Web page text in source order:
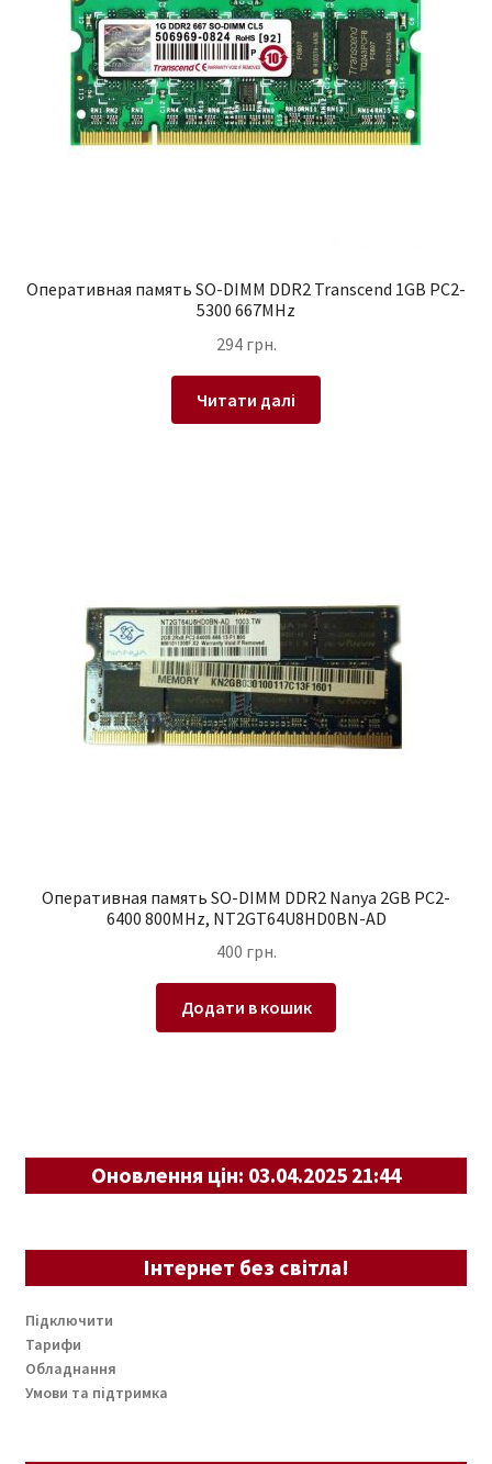
Оперативная память SO-DIMM DDR2 Transcend 1GB PC2-
5300 667MHz
294 грн.
Читати далі
Оперативная память SO-DIMM DDR2 Nanya 2GB PC2-
6400 800MHz, NT2GT64U8HD0BN-AD
400 грн.
Додати в кошик
Оновлення цін: 03.04.2025 21:44
Інтернет без світла!
Підключити
Тарифи
Обладнання
Умови та підтримка